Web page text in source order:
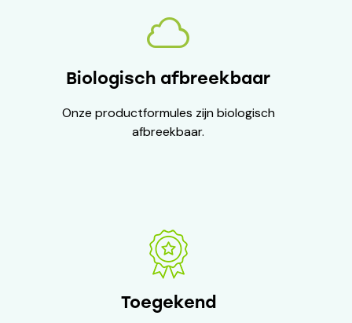
Biologisch afbreekbaar
Onze productformules zijn biologisch
afbreekbaar.
Toegekend